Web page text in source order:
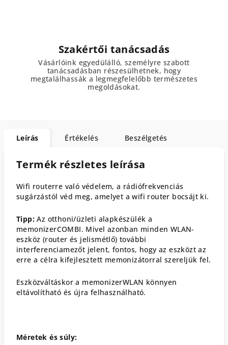
Szakértői tanácsadás
Vásárlóink egyedülálló, személyre szabott
tanácsadásban részesülhetnek, hogy
megtalálhassák a legmegfelelőbb természetes
megoldásokat.
Leírás Értékelés Beszélgetés
Termék részletes leírása
Wifi routerre való védelem, a rádiófrekvenciás
sugárzástól véd meg, amelyet a wifi router bocsájt ki.
Tipp:Az otthoni/üzleti alapkészülék a
memonizerCOMBI. Mivel azonban minden WLAN-
eszköz (router és jelismétlő) további
interferenciamezőt jelent, fontos, hogy az eszközt az
erre a célra kifejlesztett memonizátorral szereljük fel.
Eszközváltáskor a memonizerWLAN könnyen
eltávolítható és újra felhasználható.
Méretek és súly: